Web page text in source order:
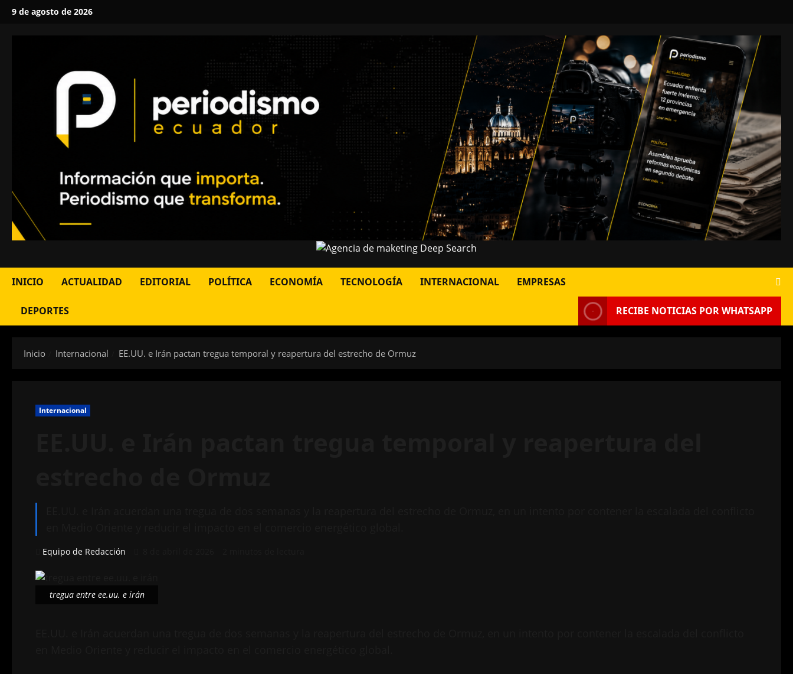
Saltar9 de agosto de 2026
INICIO ACTUALIDAD EDITORIAL POLÍTICA ECONOMÍA TECNOLOGÍA INTERNACIONAL EMPRESAS
DEPORTES RECIBE NOTICIAS POR WHATSAPP
Inicio Internacional EE.UU. e Irán pactan tregua temporal y reapertura del estrecho de Ormuz
Internacional
Equipo de Redacción
tregua entre ee.uu. e irán